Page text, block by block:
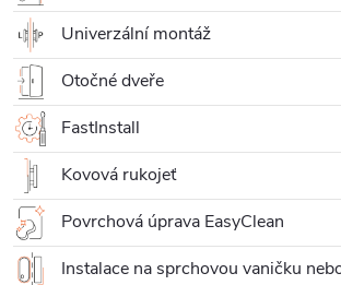
Univerzální montáž
Otočné dveře
FastInstall
Kovová rukojeť
Povrchová úprava EasyClean
Instalace na sprchovou vaničku